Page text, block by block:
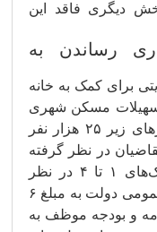
دیگری فاقد این
رساندن به
برای کمک به خانه
تسهیلات مسکن شهری
(۶۵۰ میلیون تومان) و تسهیلات شهرهای زیر ۲۵ هزار نفر
در نظر گرفته
شده، سه راهکار دیگر نیز برای دهک‌های ۱ تا ۴ در نظر
گرفته شده است: استفاده از بودجه عمومی دولت به مبلغ ۶
برنامه و بودجه موظف به